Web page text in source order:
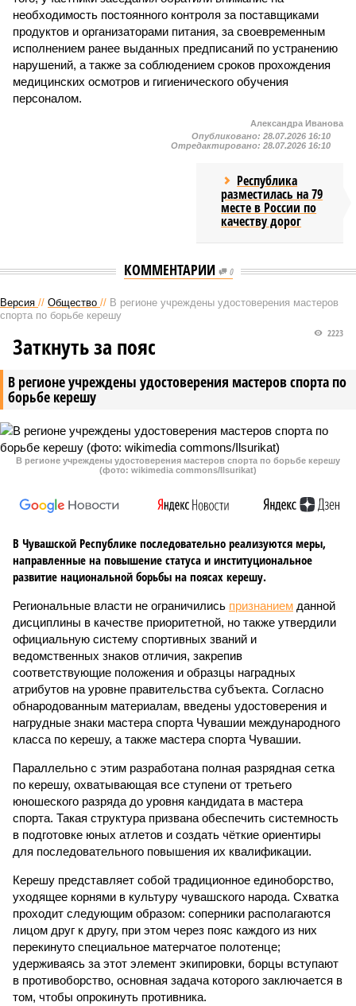
необходимость постоянного контроля за поставщиками
продуктов и организаторами питания, за своевременным
исполнением ранее выданных предписаний по устранению
нарушений, а также за соблюдением сроков прохождения
медицинских осмотров и гигиенического обучения
персоналом.
Александра Иванова
Опубликовано: 28.07.2026 16:10
Отредактировано: 28.07.2026 16:10
Республика
разместилась на 79
месте в России по
качеству дорог
КОММЕНТАРИИ 0
Версия // Общество // В регионе учреждены удостоверения мастеров
спорта по борьбе керешу
В регионе учреждены удостоверения мастеров спорта по
борьбе керешу
2223
Заткнуть за пояс
В регионе учреждены удостоверения мастеров спорта по борьбе керешу
(фото: wikimedia commons/Ilsurikat)
В Чувашской Республике последовательно реализуются меры,
направленные на повышение статуса и институциональное
развитие национальной борьбы на поясах керешу.
Региональные власти не ограничились признанием данной
дисциплины в качестве приоритетной, но также утвердили
официальную систему спортивных званий и
ведомственных знаков отличия, закрепив
соответствующие положения и образцы наградных
атрибутов на уровне правительства субъекта. Согласно
обнародованным материалам, введены удостоверения и
нагрудные знаки мастера спорта Чувашии международного
класса по керешу, а также мастера спорта Чувашии.
Параллельно с этим разработана полная разрядная сетка
по керешу, охватывающая все ступени от третьего
юношеского разряда до уровня кандидата в мастера
спорта. Такая структура призвана обеспечить системность
в подготовке юных атлетов и создать чёткие ориентиры
для последовательного повышения их квалификации.
Керешу представляет собой традиционное единоборство,
уходящее корнями в культуру чувашского народа. Схватка
проходит следующим образом: соперники располагаются
лицом друг к другу, при этом через пояс каждого из них
перекинуто специальное матерчатое полотенце;
удерживаясь за этот элемент экипировки, борцы вступают
в противоборство, основная задача которого заключается в
том, чтобы опрокинуть противника.